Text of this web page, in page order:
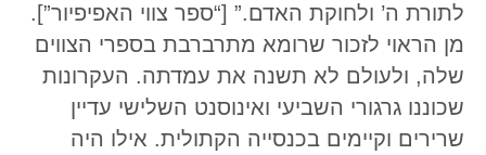
לתורת ה’ ולחוקת האדם.” [“ספר צווי האפיפיור”].
מן הראוי לזכור שרומא מתרברבת בספרי הצווים
שלה, ולעולם לא תשנה את עמדתה. העקרונות
שכוננו גרגורי השביעי ואינוסנט השלישי עדיין
שרירים וקיימים בכנסייה הקתולית. אילו היה